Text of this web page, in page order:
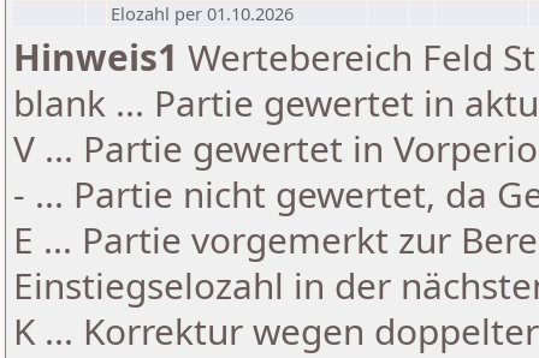
Elozahl per 01.10.2026
Hinweis1 Wertebereich Feld
blank ... Partie gewertet in
V ... Partie gewertet in
- ... Partie nicht gewertet, da
E ... Partie vorgemerkt zur
Einstiegselozahl in der
K ... Korrektur wegen